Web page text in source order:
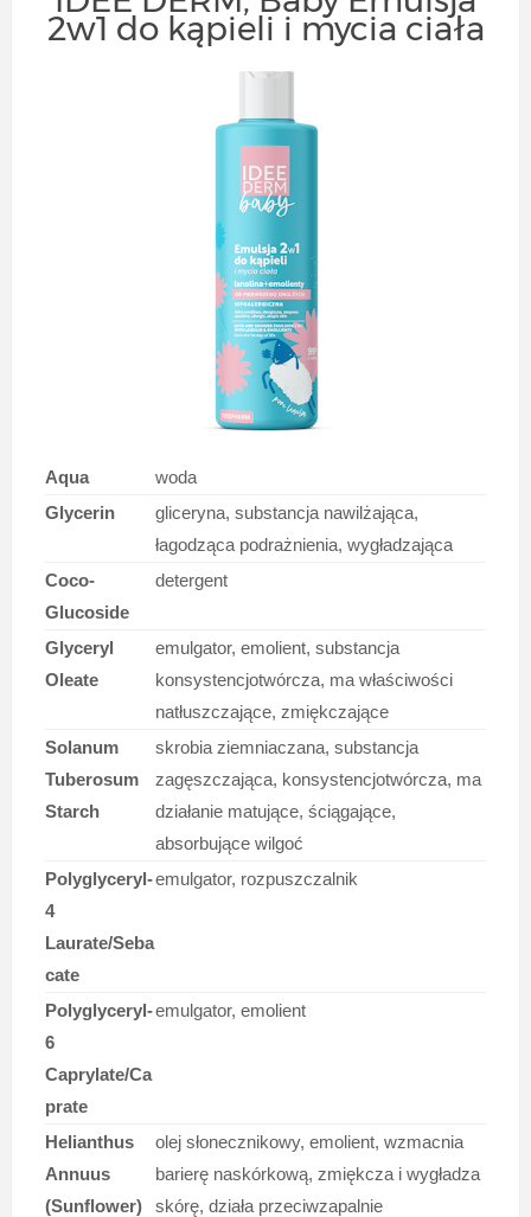
2w1 do kąpieli i mycia ciała
Aqua
woda
Glycerin
gliceryna, substancja nawilżająca,
łagodząca podrażnienia, wygładzająca
Coco-
Glucoside
detergent
Glyceryl
Oleate
emulgator, emolient, substancja
konsystencjotwórcza, ma właściwości
natłuszczające, zmiękczające
Solanum
Tuberosum
Starch
skrobia ziemniaczana, substancja
zagęszczająca, konsystencjotwórcza, ma
działanie matujące, ściągające,
absorbujące wilgoć
Polyglyceryl-
4
Laurate/Seba
cate
emulgator, rozpuszczalnik
Polyglyceryl-
6
Caprylate/Ca
prate
emulgator, emolient
Helianthus
Annuus
(Sunflower)
olej słonecznikowy, emolient, wzmacnia
barierę naskórkową, zmiękcza i wygładza
skórę, działa przeciwzapalnie